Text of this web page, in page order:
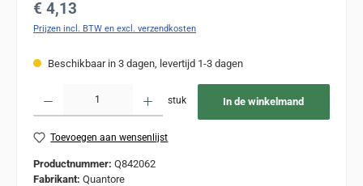
Normale prijs:
€ 4,13
Prijzen incl. BTW en excl. verzendkosten
Beschikbaar in 3 dagen, levertijd 1-3 dagen
stuk In de winkelmand
Toevoegen aan wensenlijst
Productnummer: Q842062
Fabrikant: Quantore